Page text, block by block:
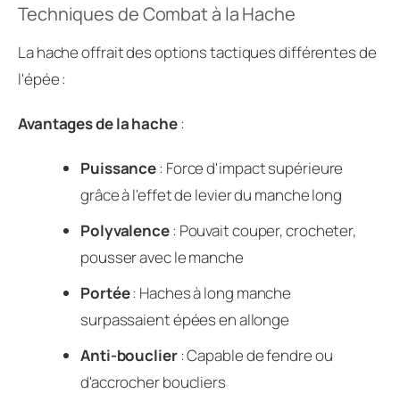
Techniques de Combat à la Hache
La hache offrait des options tactiques différentes de
l'épée :
Avantages de la hache:
Puissance: Force d'impact supérieure
grâce à l'effet de levier du manche long
Polyvalence: Pouvait couper, crocheter,
pousser avec le manche
Portée: Haches à long manche
surpassaient épées en allonge
Anti-bouclier: Capable de fendre ou
d'accrocher boucliers